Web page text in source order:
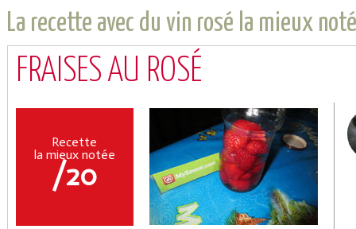
La recette avec du vin rosé la mieux noté
FRAISES AU ROSÉ
Recette
la mieux notée
/20